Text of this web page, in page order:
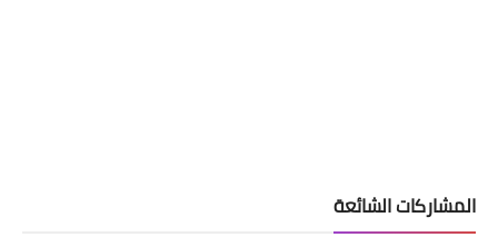
المشاركات الشائعة